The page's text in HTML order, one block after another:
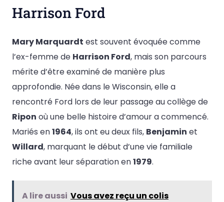
Harrison Ford
Mary Marquardt est souvent évoquée comme
l’ex-femme de Harrison Ford, mais son parcours
mérite d’être examiné de manière plus
approfondie. Née dans le Wisconsin, elle a
rencontré Ford lors de leur passage au collège de
Ripon où une belle histoire d’amour a commencé.
Mariés en1964, ils ont eu deux fils, Benjamin et
Willard, marquant le début d’une vie familiale
riche avant leur séparation en1979.
A lire aussi Vous avez reçu un colis